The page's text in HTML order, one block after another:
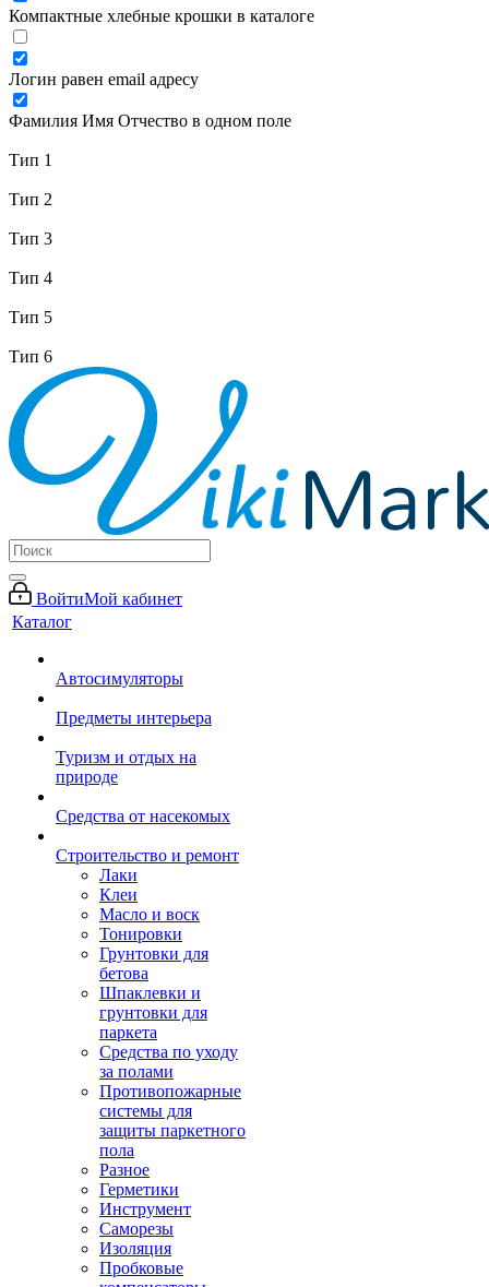
Компактные хлебные крошки в каталоге
Логин равен email адресу
Фамилия Имя Отчество в одном поле
Тип 1
Тип 2
Тип 3
Тип 4
Тип 5
Тип 6
ВойтиМой кабинет
Каталог
Автосимуляторы
Предметы интерьера
Туризм и отдых на
природе
Средства от насекомых
Строительство и ремонт
Лаки
Клеи
Масло и воск
Тонировки
Грунтовки для
бетова
Шпаклевки и
грунтовки для
паркета
Средства по уходу
за полами
Противопожарные
системы для
защиты паркетного
пола
Разное
Герметики
Инструмент
Саморезы
Изоляция
Пробковые